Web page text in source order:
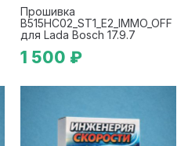
Прошивка
B515HC02_ST1_E2_IMMO_OFF
для Lada Bosch 17.9.7
1 500 ₽